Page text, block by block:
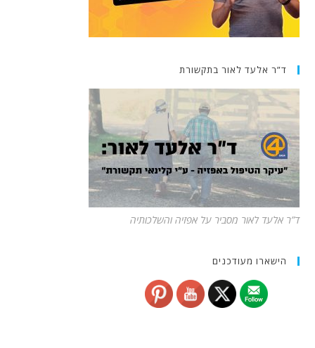
ד”ר אלעד לאור בתקשורת
ד”ר אלעד לאור מסביר על אפזיה והשלכותיה
הישארו מעודכנים